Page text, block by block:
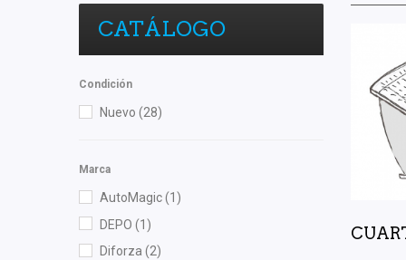
CATÁLOGO
Condición
Nuevo (28)
Marca
AutoMagic(1)
DEPO (1)
Diforza (2)